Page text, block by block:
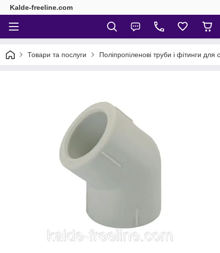
Kalde-freeline.com
Товари та послуги Поліпропіленові труби і фітинги